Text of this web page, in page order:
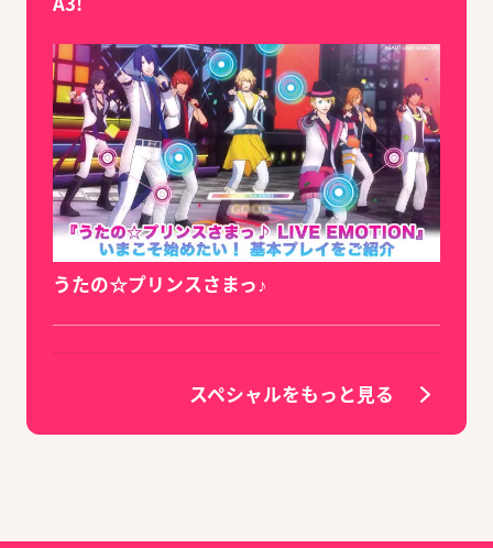
うたの☆プリンスさまっ♪
スペシャルをもっと見る